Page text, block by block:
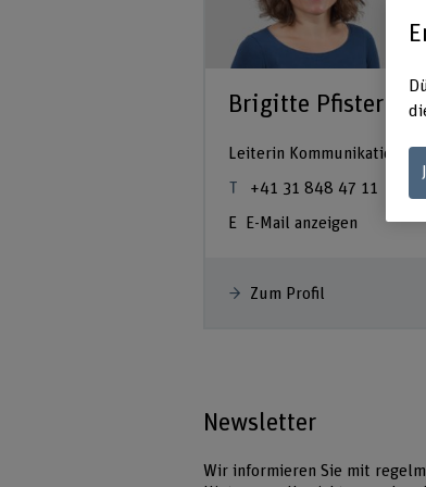
Brigitte Pfister
Leiterin Kommunikation
+41 31 848 47 11
E-Mail anzeigen
Zum Profil
Newsletter
Wir informieren Sie mit